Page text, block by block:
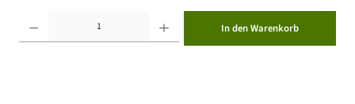
In den Warenkorb